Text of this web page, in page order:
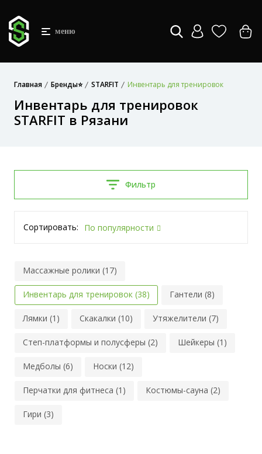
меню
Главная Бренды⭐ STARFIT Инвентарь для тренировок
Инвентарь для тренировок
STARFIT в Рязани
Фильтр
Сортировать: По популярности
Массажные ролики (17)
Инвентарь для тренировок (38) Гантели (8)
Лямки (1) Скакалки (10) Утяжелители (7)
Степ-платформы и полусферы (2) Шейкеры (1)
Медболы (6) Носки (12)
Перчатки для фитнеса (1) Костюмы-сауна (2)
Гири (3)